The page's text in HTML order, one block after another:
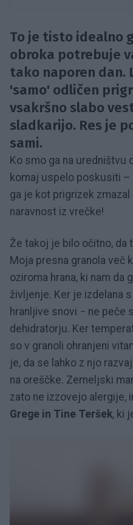
To je tisto idealno
obroka potrebuje
tako naporen dan.
'samo' odličen
vsakršno slabo
sladkarijo. Res je
sami.
Ko smo ga na uredništvu
komaj uspelo poskusiti –
ga je kot prigrizek
naravnost iz vrečke!
Že takoj je bilo očitno, da
Moja presna granola več
oziroma hrana, ki nam da
življenje. Ker je izdelana
hranljive snovi − ne peče
dehidratorju. Ker
so v granoli ohranjeni
je, da se lahko z njo
na oreščke. Zemeljski
zato ne izzovejo alergije,
Grege in Tine Teršek, ki